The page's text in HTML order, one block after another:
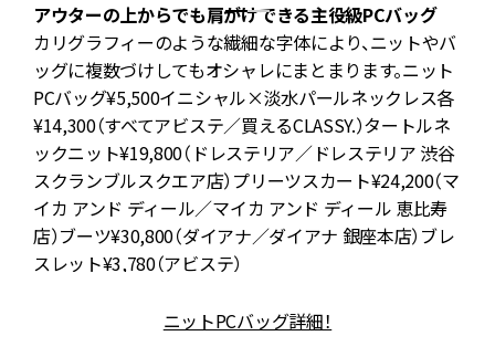
アウターの上からでも肩がけできる主役級PCバッグ
カリグラフィーのような繊細な字体により、ニットやバ
ッグに複数づけしてもオシャレにまとまります。ニット
PCバッグ¥5,500イニシャル×淡水パールネックレス各
¥14,300（すべてアビステ／買えるCLASSY.）タートルネ
ックニット¥19,800（ドレステリア／ドレステリア 渋谷
スクランブルスクエア店）プリーツスカート¥24,200（マ
イカ アンド ディール／マイカ アンド ディール 恵比寿
店）ブーツ¥30,800（ダイアナ／ダイアナ 銀座本店）ブレ
スレット¥3,780（アビステ）
ニットPCバッグ詳細！